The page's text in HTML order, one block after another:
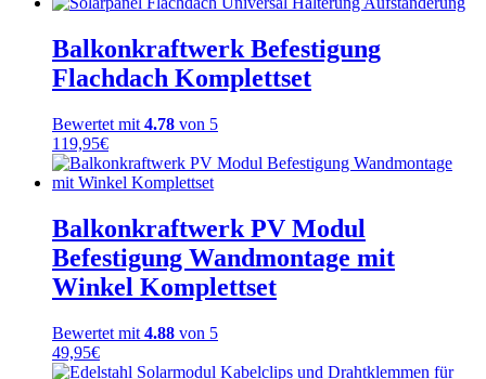
Balkonkraftwerk Befestigung
Flachdach Komplettset
Bewertet mit 4.78 von 5
119,95€
Balkonkraftwerk PV Modul
Befestigung Wandmontage mit
Winkel Komplettset
Bewertet mit 4.88 von 5
49,95€